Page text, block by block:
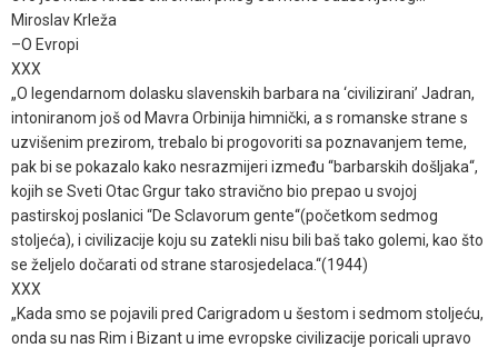
Miroslav Krleža
–O Evropi
XXX
„O legendarnom dolasku slavenskih barbara na ‘civilizirani’ Jadran,
intoniranom još od Mavra Orbinija himnički, a s romanske strane s
uzvišenim prezirom, trebalo bi progovoriti sa poznavanjem teme,
pak bi se pokazalo kako nesrazmijeri između “barbarskih došljaka“,
kojih se Sveti Otac Grgur tako stravično bio prepao u svojoj
pastirskoj poslanici “De Sclavorum gente“(početkom sedmog
stoljeća), i civilizacije koju su zatekli nisu bili baš tako golemi, kao što
se željelo dočarati od strane starosjedelaca.“(1944)
XXX
„Kada smo se pojavili pred Carigradom u šestom i sedmom stoljeću,
onda su nas Rim i Bizant u ime evropske civilizacije poricali upravo